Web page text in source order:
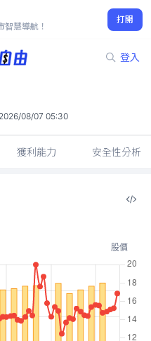
智慧導航！
打開
登入
2026/08/07 05:30
獲利能力 安全性分析